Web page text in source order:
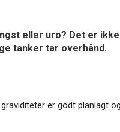
eller uro? Det er
tanker tar overhånd.
er godt planlagt